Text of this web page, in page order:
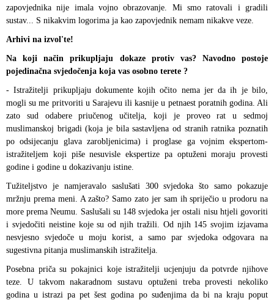
zapovjednika nije imala vojno obrazovanje. Mi smo ratovali i gradili
sustav... S nikakvim logorima ja kao zapovjednik nemam nikakve veze.
Arhivi na izvol'te!
Na koji način prikupljaju dokaze protiv vas? Navodno postoje
pojedinačna svjedočenja koja vas osobno terete ?
- Istražitelji prikupljaju dokumente kojih očito nema jer da ih je bilo,
mogli su me pritvoriti u Sarajevu ili kasnije u petnaest poratnih godina. Ali
zato sud odabere priučenog učitelja, koji je proveo rat u sedmoj
muslimanskoj brigadi (koja je bila sastavljena od stranih ratnika poznatih
po odsijecanju glava zarobljenicima) i proglase ga vojnim ekspertom-
istražiteljem koji piše nesuvisle ekspertize pa optuženi moraju provesti
godine i godine u dokazivanju istine.
Tužiteljstvo je namjeravalo saslušati 300 svjedoka što samo pokazuje
mržnju prema meni. A zašto? Samo zato jer sam ih spriječio u prodoru na
more prema Neumu. Saslušali su 148 svjedoka jer ostali nisu htjeli govoriti
i svjedočiti neistine koje su od njih tražili. Od njih 145 svojim izjavama
nesvjesno svjedoče u moju korist, a samo par svjedoka odgovara na
sugestivna pitanja muslimanskih istražitelja.
Posebna priča su pokajnici koje istražitelji ucjenjuju da potvrde njihove
teze. U takvom nakaradnom sustavu optuženi treba provesti nekoliko
godina u istrazi pa pet šest godina po suđenjima da bi na kraju poput